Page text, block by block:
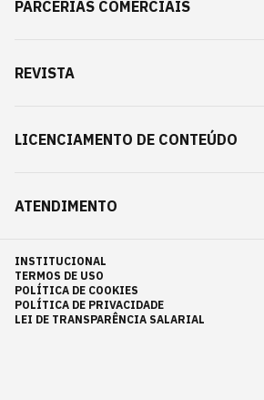
PARCERIAS COMERCIAIS
REVISTA
LICENCIAMENTO DE CONTEÚDO
ATENDIMENTO
INSTITUCIONAL
TERMOS DE USO
POLÍTICA DE COOKIES
POLÍTICA DE PRIVACIDADE
LEI DE TRANSPARÊNCIA SALARIAL